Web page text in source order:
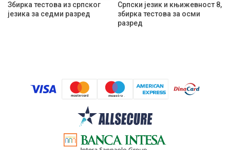
Збирка тестова из српског
језика за седми разред
Српски језик и књижевност 8,
збирка тестова за осми
разред